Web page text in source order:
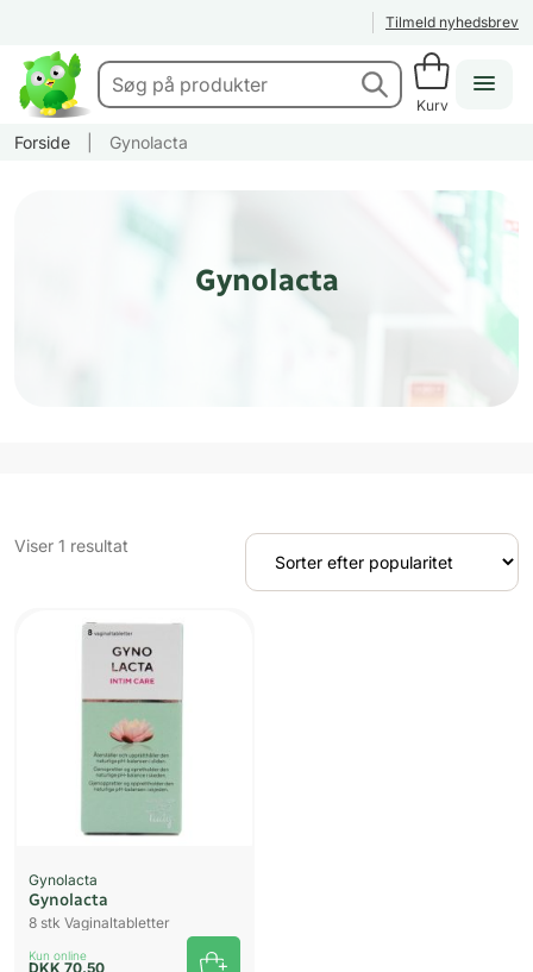
Tilmeld nyhedsbrev
Kurv
Forside Gynolacta
Gynolacta
Viser 1 resultat
Gynolacta
Gynolacta
8 stk Vaginaltabletter
Kun online
DKK 70,50